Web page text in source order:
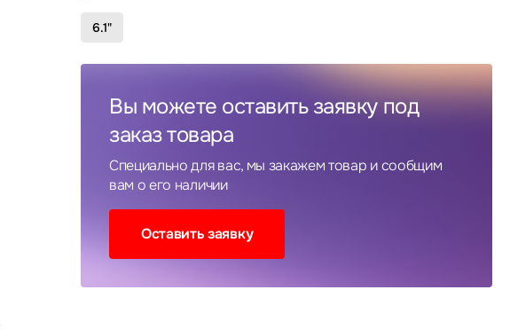
6.1"
Вы можете оставить заявку под
заказ товара
Специально для вас, мы закажем товар и сообщим
вам о его наличии
Оставить заявку